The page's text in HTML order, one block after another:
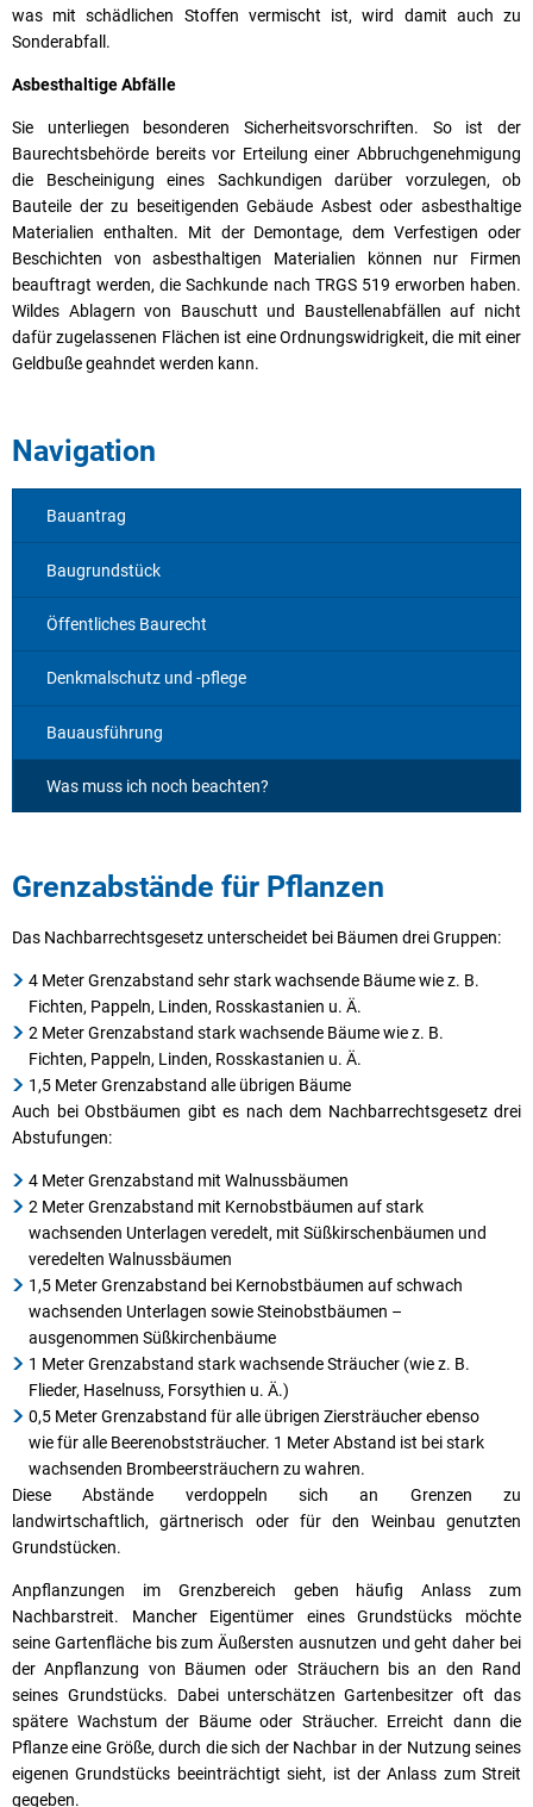
was mit schädlichen Stoffen vermischt ist, wird damit auch zu
Sonderabfall.
Asbesthaltige Abfälle
Sie unterliegen besonderen Sicherheitsvorschriften. So ist der
Baurechtsbehörde bereits vor Erteilung einer Abbruchgenehmigung
die Bescheinigung eines Sachkundigen darüber vorzulegen, ob
Bauteile der zu beseitigenden Gebäude Asbest oder asbesthaltige
Materialien enthalten. Mit der Demontage, dem Verfestigen oder
Beschichten von asbesthaltigen Materialien können nur Firmen
beauftragt werden, die Sachkunde nach TRGS 519 erworben haben.
Wildes Ablagern von Bauschutt und Baustellenabfällen auf nicht
dafür zugelassenen Flächen ist eine Ordnungswidrigkeit, die mit einer
Geldbuße geahndet werden kann.
Navigation
Bauantrag
Baugrundstück
Öffentliches Baurecht
Denkmalschutz und -pflege
Bauausführung
Was muss ich noch beachten?
Grenzabstände für Pflanzen
Das Nachbarrechtsgesetz unterscheidet bei Bäumen drei Gruppen:
4 Meter Grenzabstand sehr stark wachsende Bäume wie z. B.
Fichten, Pappeln, Linden, Rosskastanien u. Ä.
2 Meter Grenzabstand stark wachsende Bäume wie z. B.
Fichten, Pappeln, Linden, Rosskastanien u. Ä.
1,5 Meter Grenzabstand alle übrigen Bäume
Auch bei Obstbäumen gibt es nach dem Nachbarrechtsgesetz drei
Abstufungen:
4 Meter Grenzabstand mit Walnussbäumen
2 Meter Grenzabstand mit Kernobstbäumen auf stark
wachsenden Unterlagen veredelt, mit Süßkirschenbäumen und
veredelten Walnussbäumen
1,5 Meter Grenzabstand bei Kernobstbäumen auf schwach
wachsenden Unterlagen sowie Steinobstbäumen –
ausgenommen Süßkirchenbäume
1 Meter Grenzabstand stark wachsende Sträucher (wie z. B.
Flieder, Haselnuss, Forsythien u. Ä.)
0,5 Meter Grenzabstand für alle übrigen Ziersträucher ebenso
wie für alle Beerenobststräucher. 1 Meter Abstand ist bei stark
wachsenden Brombeersträuchern zu wahren.
Diese Abstände verdoppeln sich an Grenzen zu
landwirtschaftlich, gärtnerisch oder für den Weinbau genutzten
Grundstücken.
Anpflanzungen im Grenzbereich geben häufig Anlass zum
Nachbarstreit. Mancher Eigentümer eines Grundstücks möchte
seine Gartenfläche bis zum Äußersten ausnutzen und geht daher bei
der Anpflanzung von Bäumen oder Sträuchern bis an den Rand
seines Grundstücks. Dabei unterschätzen Gartenbesitzer oft das
spätere Wachstum der Bäume oder Sträucher. Erreicht dann die
Pflanze eine Größe, durch die sich der Nachbar in der Nutzung seines
eigenen Grundstücks beeinträchtigt sieht, ist der Anlass zum Streit
gegeben.